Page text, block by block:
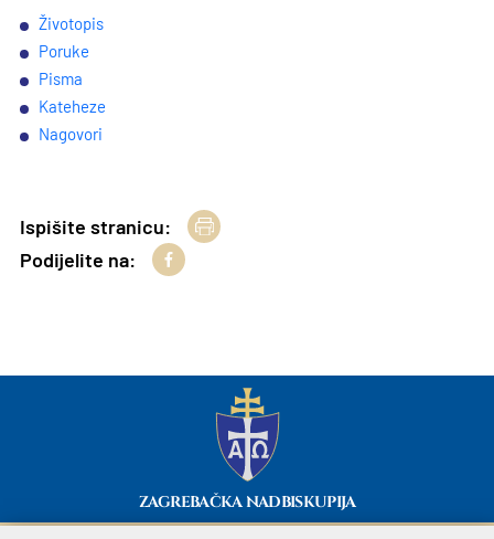
Životopis
Poruke
Pisma
Kateheze
Nagovori
Ispišite stranicu:
Podijelite na:
ZAGREBAČKA NADBISKUPIJA